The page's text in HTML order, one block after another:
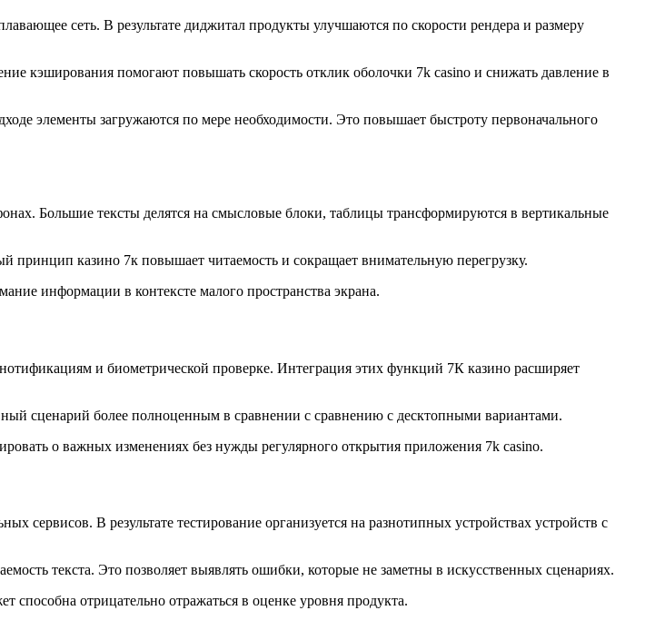
сеть. В результате диджитал продукты улучшаются по скорости рендера и размеру
кэширования помогают повышать скорость отклик оболочки 7k casino и снижать давление в
элементы загружаются по мере необходимости. Это повышает быстроту первоначального
Большие тексты делятся на смысловые блоки, таблицы трансформируются в вертикальные
казино 7к повышает читаемость и сокращает внимательную перегрузку.
информации в контексте малого пространства экрана.
и биометрической проверке. Интеграция этих функций 7К казино расширяет
сценарий более полноценным в сравнении с сравнению с десктопными вариантами.
о важных изменениях без нужды регулярного открытия приложения 7k casino.
В результате тестирование организуется на разнотипных устройствах устройств с
текста. Это позволяет выявлять ошибки, которые не заметны в искусственных сценариях.
способна отрицательно отражаться в оценке уровня продукта.